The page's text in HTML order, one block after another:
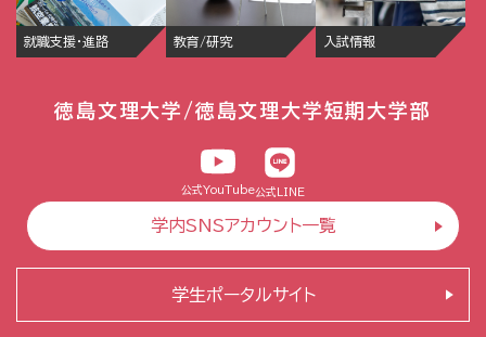
就職支援・進路 教育/研究 入試情報
徳島文理大学/徳島文理大学短期大学部
公式YouTube公式LINE
学内SNSアカウント一覧
学生ポータルサイト